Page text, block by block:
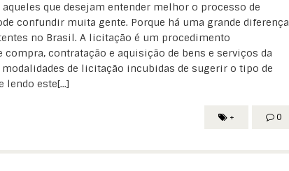
que desejam entender melhor o processo de
confundir muita gente. Porque há uma grande diferença
no Brasil. A licitação é um procedimento
contratação e aquisição de bens e serviços da
de licitação incubidas de sugerir o tipo de
este[...]
0
+